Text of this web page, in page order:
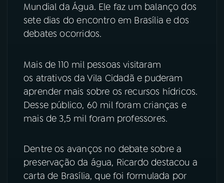
ACOMPANHE A RÁDIO NACIONAL
YouTube
Instagram X
TikTok
Mundial da Água. Ele faz um balanço dos
sete dias do encontro em Brasília e dos
debates ocorridos.
Mais de 110 mil pessoas visitaram
os atrativos da Vila Cidadã e puderam
aprender mais sobre os recursos hídricos.
Desse público, 60 mil foram crianças e
mais de 3,5 mil foram professores.
Dentre os avanços no debate sobre a
preservação da água, Ricardo destacou a
carta de Brasília, que foi formulada por